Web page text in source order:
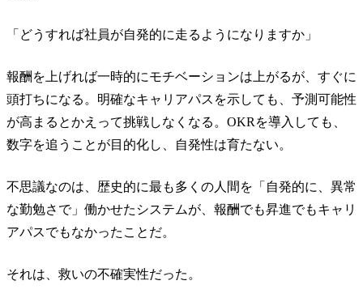
「どうすれば社員が自発的に走るようになりますか」
報酬を上げれば一時的にモチベーションは上がるが、すぐに
頭打ちになる。明確なキャリアパスを示しても、予測可能性
が高まるとかえって挑戦しなくなる。OKRを導入しても、
数字を追うことが目的化し、自発性は育たない。
不思議なのは、歴史的に最も多くの人間を「自発的に、異常
な勤勉さで」働かせたシステムが、報酬でも昇進でもキャリ
アパスでもなかったことだ。
それは、救いの不確実性だった。